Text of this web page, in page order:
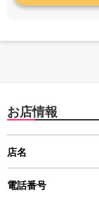
お店情報
店名
電話番号